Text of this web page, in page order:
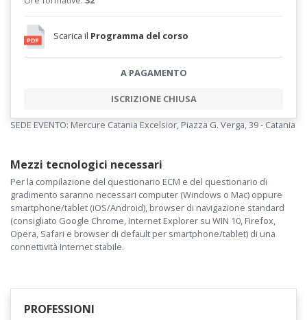
Scarica il Programma del corso
A PAGAMENTO
ISCRIZIONE CHIUSA
SEDE EVENTO: Mercure Catania Excelsior, Piazza G. Verga, 39 - Catania
Mezzi tecnologici necessari
Per la compilazione del questionario ECM e del questionario di
gradimento saranno necessari computer (Windows o Mac) oppure
smartphone/tablet (iOS/Android), browser di navigazione standard
(consigliato Google Chrome, Internet Explorer su WIN 10, Firefox,
Opera, Safari e browser di default per smartphone/tablet) di una
connettività Internet stabile.
PROFESSIONI